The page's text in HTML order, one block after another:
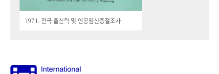
1971. 전국 출산력 및 인공임신중절조사